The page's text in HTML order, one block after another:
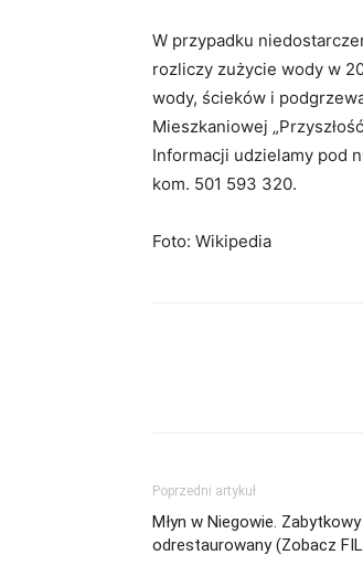
W przypadku
rozliczy zużycie wody w
wody, ścieków i
Mieszkaniowej
Informacji udzielamy pod
kom. 501 593 320.
Foto: Wikipedia
Poprzedni artykuł
Młyn w Niegowie.
odrestaurowany (Zobacz